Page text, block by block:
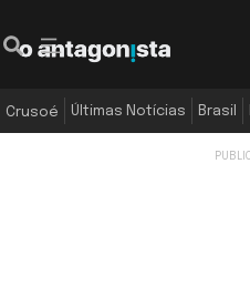
Crusoé Últimas Notícias Brasil